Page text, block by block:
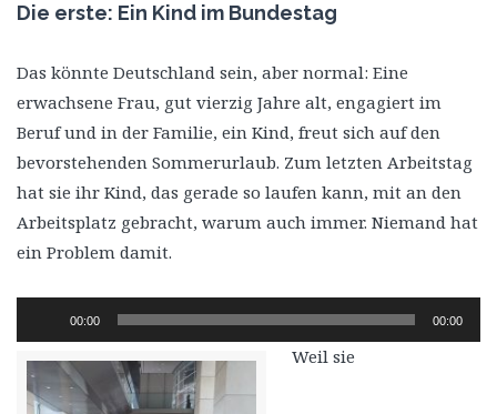
Die erste: Ein Kind im Bundestag
Das könnte Deutschland sein, aber normal: Eine
erwachsene Frau, gut vierzig Jahre alt, engagiert im
Beruf und in der Familie, ein Kind, freut sich auf den
bevorstehenden Sommerurlaub. Zum letzten Arbeitstag
hat sie ihr Kind, das gerade so laufen kann, mit an den
Arbeitsplatz gebracht, warum auch immer. Niemand hat
ein Problem damit.
Player
00:00 00:00
Weil sie